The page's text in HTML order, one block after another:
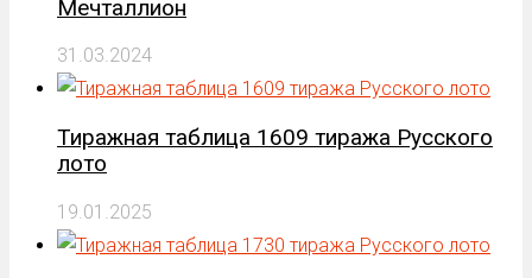
Мечталлион
31.03.2024
Тиражная таблица 1609 тиража Русского
лото
19.01.2025